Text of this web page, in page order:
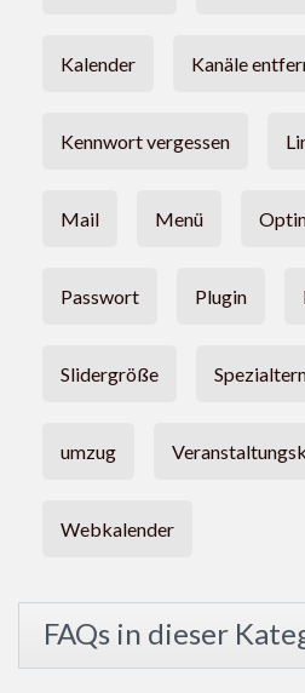
Kalender Kanäle
Kennwort vergessen
Mail Menü
Passwort Plugin
Slidergröße
umzug
Webkalender
FAQs in dieser